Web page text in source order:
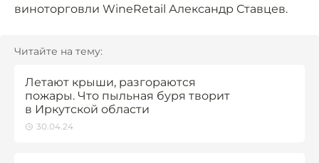
виноторговли WineRetail Александр Ставцев.
Читайте на тему:
Летают крыши, разгораются
пожары. Что пыльная буря творит
в Иркутской области
30.04.24